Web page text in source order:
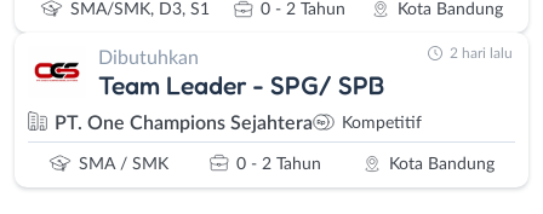
SMA/SMK, D3, S1 0 - 2 Tahun Kota Bandung
Dibutuhkan
Team Leader - SPG/ SPB
PT. One Champions Sejahtera Kompetitif
SMA / SMK 0 - 2 Tahun Kota Bandung
2 hari lalu